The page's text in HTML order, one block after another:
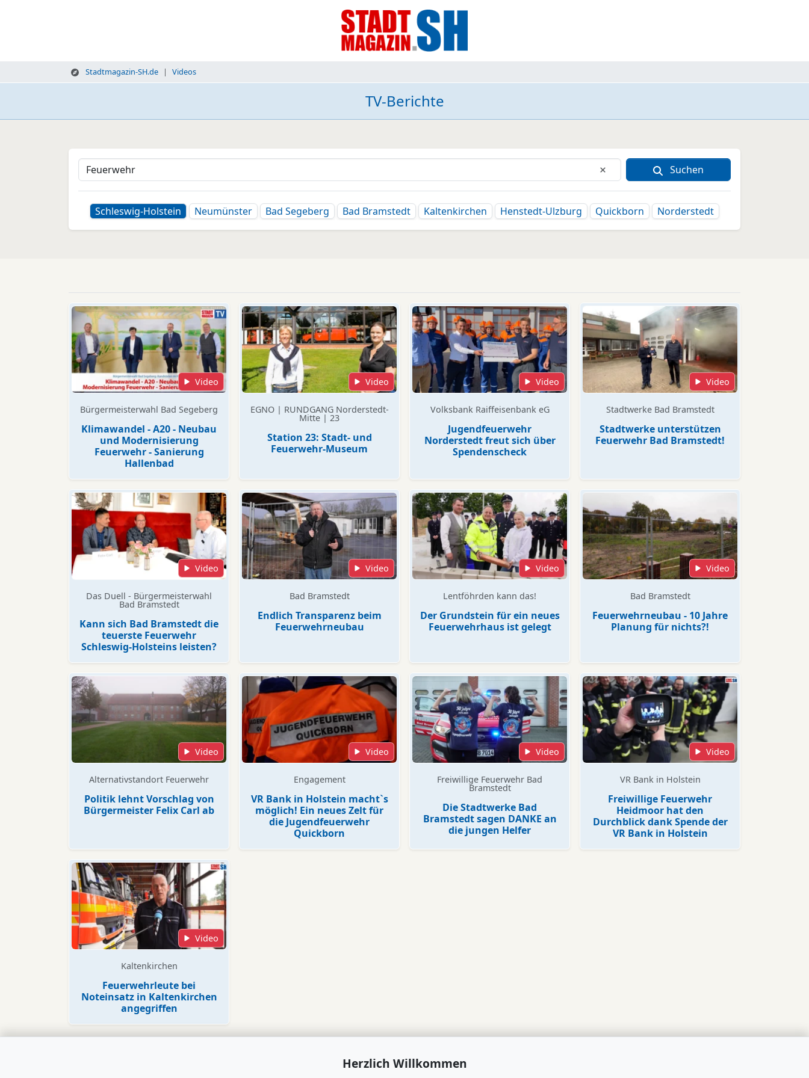
Stadtmagazin-SH.de Videos
TV-Berichte
Eingabe löschen
Suchen
Schleswig-Holstein Neumünster Bad Segeberg Bad Bramstedt Kaltenkirchen Henstedt-Ulzburg Quickborn Norderstedt
Videos
Video
Bürgermeisterwahl Bad Segeberg
Klimawandel - A20 - Neubau
und Modernisierung
Feuerwehr - Sanierung
Hallenbad
Video
EGNO | RUNDGANG Norderstedt-
Mitte | 23
Station 23: Stadt- und
Feuerwehr-Museum
Video
Volksbank Raiffeisenbank eG
Jugendfeuerwehr
Norderstedt freut sich über
Spendenscheck
Video
Stadtwerke Bad Bramstedt
Stadtwerke unterstützen
Feuerwehr Bad Bramstedt!
Video
Das Duell - Bürgermeisterwahl
Bad Bramstedt
Kann sich Bad Bramstedt die
teuerste Feuerwehr
Schleswig-Holsteins leisten?
Video
Bad Bramstedt
Endlich Transparenz beim
Feuerwehrneubau
Video
Lentföhrden kann das!
Der Grundstein für ein neues
Feuerwehrhaus ist gelegt
Video
Bad Bramstedt
Feuerwehrneubau - 10 Jahre
Planung für nichts?!
Video
Alternativstandort Feuerwehr
Politik lehnt Vorschlag von
Bürgermeister Felix Carl ab
Video
Engagement
VR Bank in Holstein macht`s
möglich! Ein neues Zelt für
die Jugendfeuerwehr
Quickborn
Video
Freiwillige Feuerwehr Bad
Bramstedt
Die Stadtwerke Bad
Bramstedt sagen DANKE an
die jungen Helfer
Video
VR Bank in Holstein
Freiwillige Feuerwehr
Heidmoor hat den
Durchblick dank Spende der
VR Bank in Holstein
Video
Kaltenkirchen
Feuerwehrleute bei
Noteinsatz in Kaltenkirchen
angegriffen
Herzlich Willkommen